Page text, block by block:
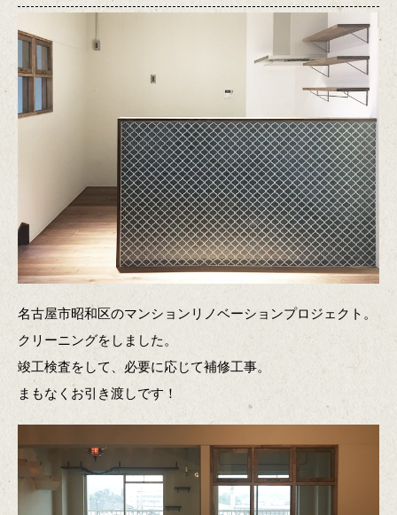
名古屋市昭和区のマンションリノベーションプロジェクト。
クリーニングをしました。
竣工検査をして、必要に応じて補修工事。
まもなくお引き渡しです！